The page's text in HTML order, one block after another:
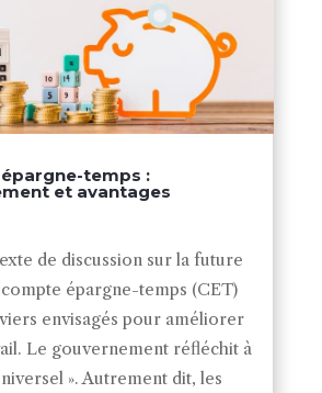
temps :
et avantages
de discussion sur la future
épargne-temps (CET)
envisagés pour améliorer
Le gouvernement réfléchit à
». Autrement dit, les